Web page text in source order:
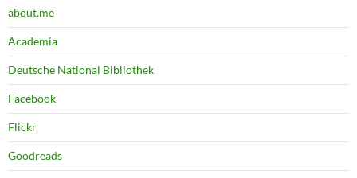
about.me
Academia
Deutsche National Bibliothek
Facebook
Flickr
Goodreads